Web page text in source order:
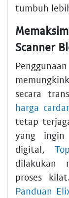
tumbuh
Scanner
secara
harga
tetap
yang
digital,
dilakukan
proses
Panduan